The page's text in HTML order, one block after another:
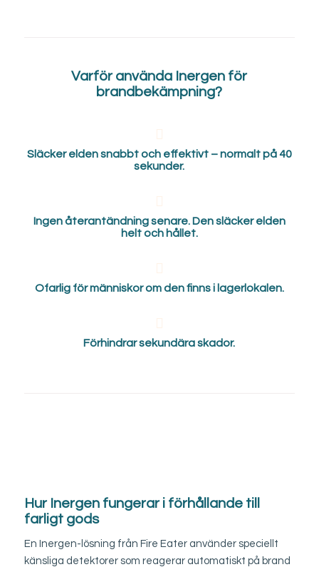
Varför använda Inergen för
brandbekämpning?
Släcker elden snabbt och effektivt – normalt på 40
sekunder.
Ingen återantändning senare. Den släcker elden
helt och hållet.
Ofarlig för människor om den finns i lagerlokalen.
Förhindrar sekundära skador.
Hur Inergen fungerar i förhållande till
farligt gods
En Inergen-lösning från Fire Eater använder speciellt
känsliga detektorer som reagerar automatiskt på brand